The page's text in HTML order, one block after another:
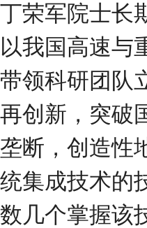
丁荣军院士长
以我国高速与
带领科研团队
再创新，突破
垄断，创造性
统集成技术的
数几个掌握该